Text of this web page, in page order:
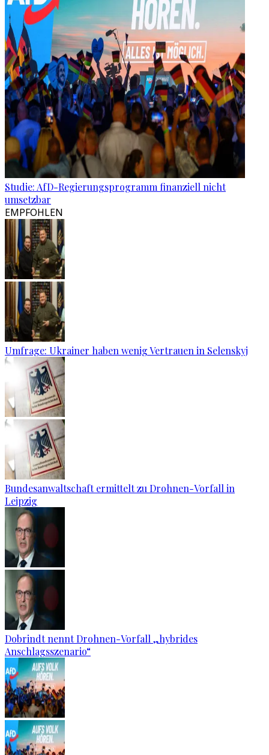
Studie: AfD-Regierungsprogramm finanziell nicht
umsetzbar
EMPFOHLEN
Umfrage: Ukrainer haben wenig Vertrauen in Selenskyj
Bundesanwaltschaft ermittelt zu Drohnen-Vorfall in
Leipzig
Dobrindt nennt Drohnen-Vorfall „hybrides
Anschlagsszenario“